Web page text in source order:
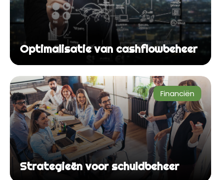
Optimalisatie van cashflowbeheer
Financiën
Strategieën voor schuldbeheer